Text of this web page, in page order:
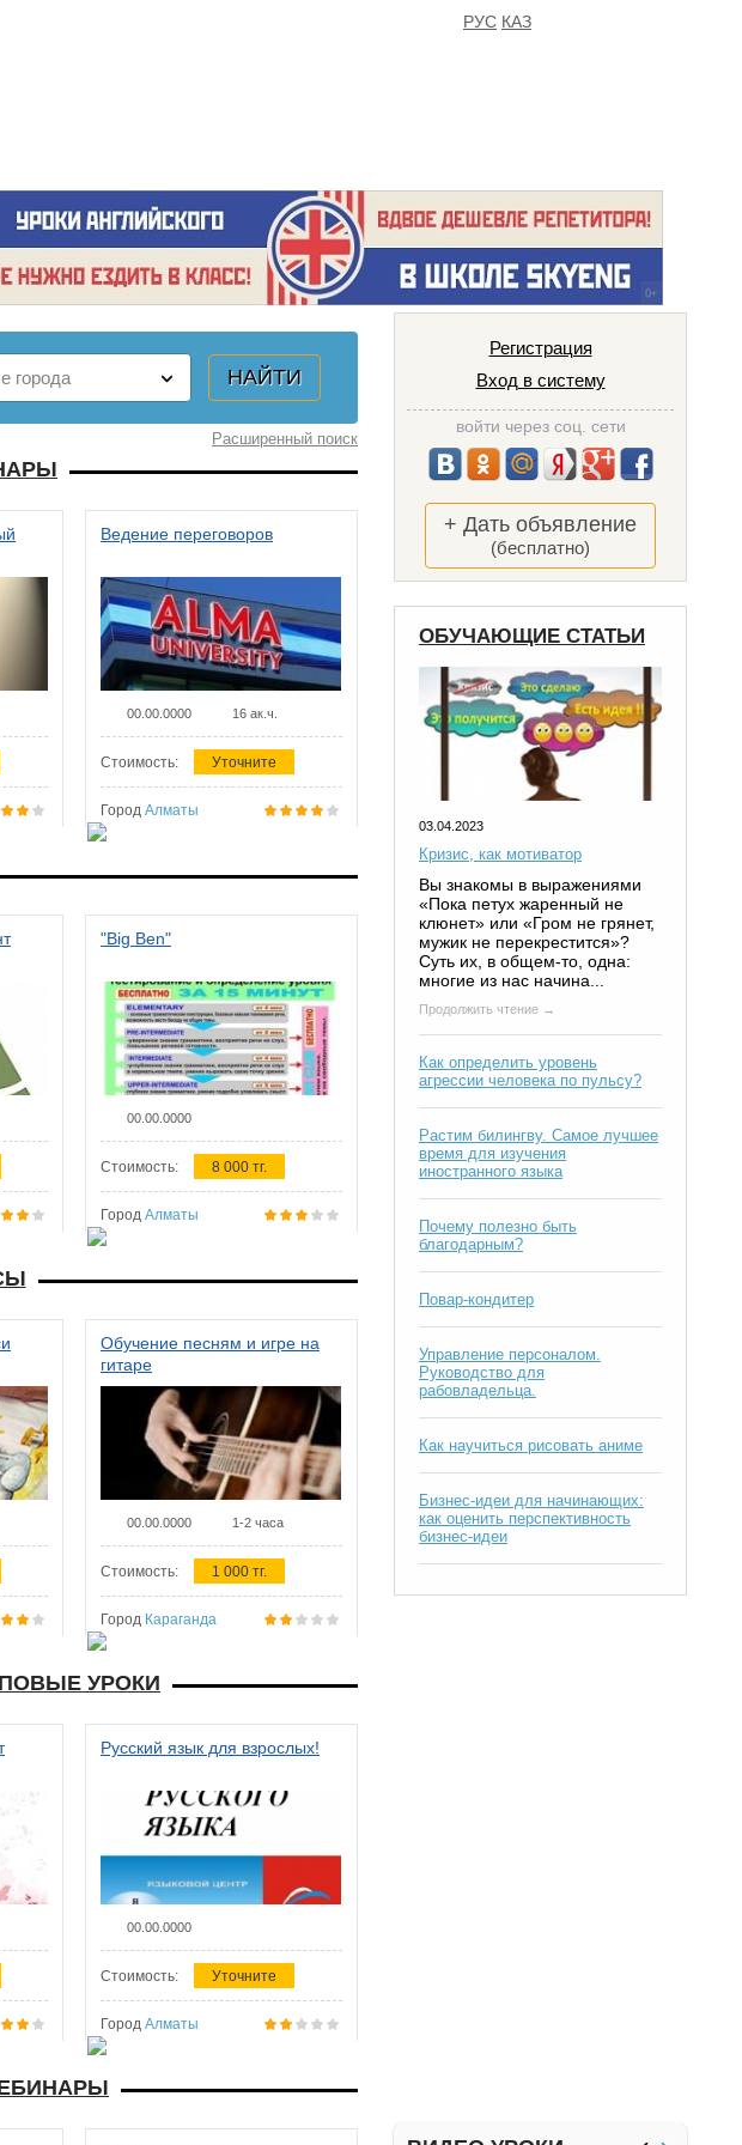
РУС КАЗ
Расширенный поиск
Ведение переговоров
00.00.0000 16 ак.ч.
Стоимость: Уточните
Город Алматы
"Big Ben"
00.00.0000
Стоимость: 8 000 тг.
Город Алматы
Обучение песням и игре на
гитаре
00.00.0000 1-2 часа
Стоимость: 1 000 тг.
Город Караганда
УРОКИ
Русский язык для взрослых!
00.00.0000
Стоимость: Уточните
Город Алматы
Регистрация
Вход в систему
войти через соц. сети
+ Дать объявление
(бесплатно)
ОБУЧАЮЩИЕ СТАТЬИ
03.04.2023
Кризис, как мотиватор
Вы знакомы в выражениями
«Пока петух жаренный не
клюнет» или «Гром не грянет,
мужик не перекрестится»?
Суть их, в общем-то, одна:
многие из нас начина...
Продолжить чтение →
Как определить уровень
агрессии человека по пульсу?
Растим билингву. Самое лучшее
время для изучения
иностранного языка
Почему полезно быть
благодарным?
Повар-кондитер
Управление персоналом.
Руководство для
рабовладельца.
Как научиться рисовать аниме
Бизнес-идеи для начинающих:
как оценить перспективность
бизнес-идеи